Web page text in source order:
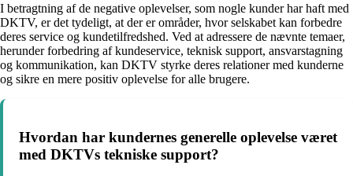
I betragtning af de negative oplevelser, som nogle kunder har haft med
DKTV, er det tydeligt, at der er områder, hvor selskabet kan forbedre
deres service og kundetilfredshed. Ved at adressere de nævnte temaer,
herunder forbedring af kundeservice, teknisk support, ansvarstagning
og kommunikation, kan DKTV styrke deres relationer med kunderne
og sikre en mere positiv oplevelse for alle brugere.
Hvordan har kundernes generelle oplevelse været
med DKTVs tekniske support?